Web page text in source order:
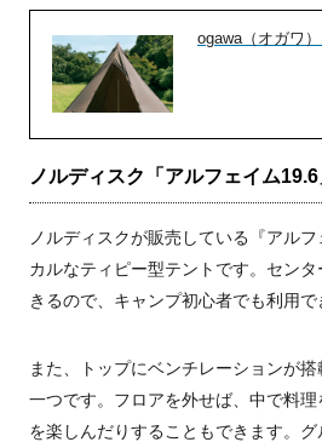
ogawa（オガワ
ノルディスク「アルフェイム19.6
ノルディスクが販売している『アル
カルなティピー型テントです。セン
きるので、キャンプ初心者でも利用で
また、トップにベンチレーションが
一つです。フロアを外せば、中で料
を楽しんだりすることもできます。 グ